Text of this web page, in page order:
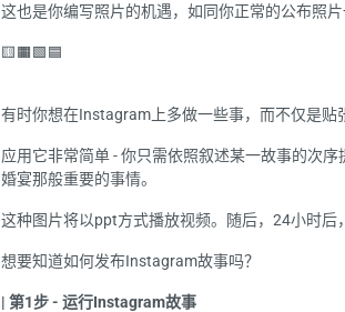
这也是你编写照片的机遇，如同你正常的公布照片
🟨🟧🟩🟦
有时你想在Instagram上多做一些事，而不仅是贴
应用它非常简单-你只需依照叙述某一故事的次
婚宴那般重要的事情。
这种图片将以ppt方式播放视频。随后， 24小时后
想要知道如何发布Instagram故事吗？
| 第1步- 运行Instagram故事